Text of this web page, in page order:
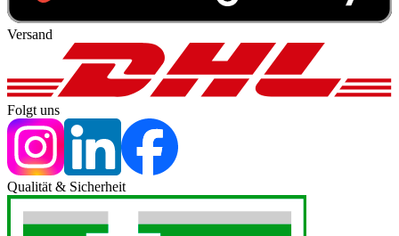
Versand
Folgt uns
Qualität & Sicherheit